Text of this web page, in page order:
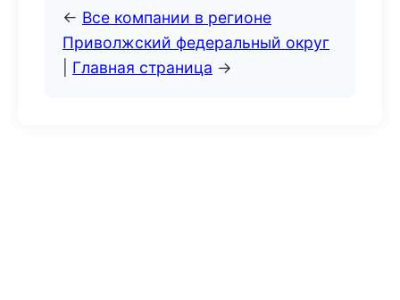
← Все компании в регионе
Приволжский федеральный округ
Главная страница →